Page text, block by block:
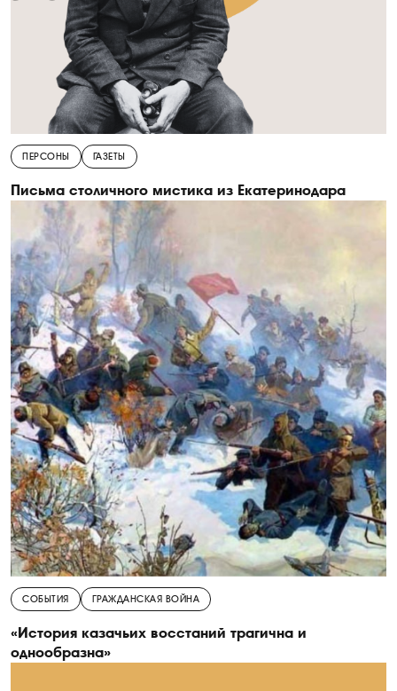
ПЕРСОНЫ ГАЗЕТЫ
Письма столичного мистика из Екатеринодара
СОБЫТИЯ ГРАЖДАНСКАЯ ВОЙНА
«История казачьих восстаний трагична и
однообразна»